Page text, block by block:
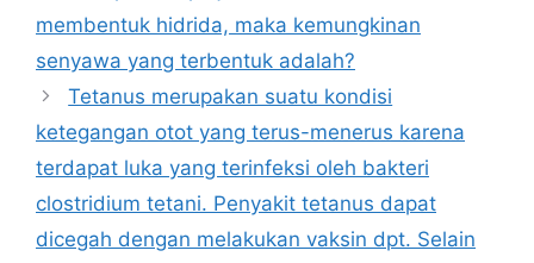
membentuk hidrida, maka kemungkinan
senyawa yang terbentuk adalah?
Tetanus merupakan suatu kondisi
ketegangan otot yang terus-menerus karena
terdapat luka yang terinfeksi oleh bakteri
clostridium tetani. Penyakit tetanus dapat
dicegah dengan melakukan vaksin dpt. Selain